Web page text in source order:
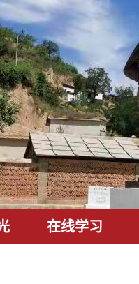
在线学习